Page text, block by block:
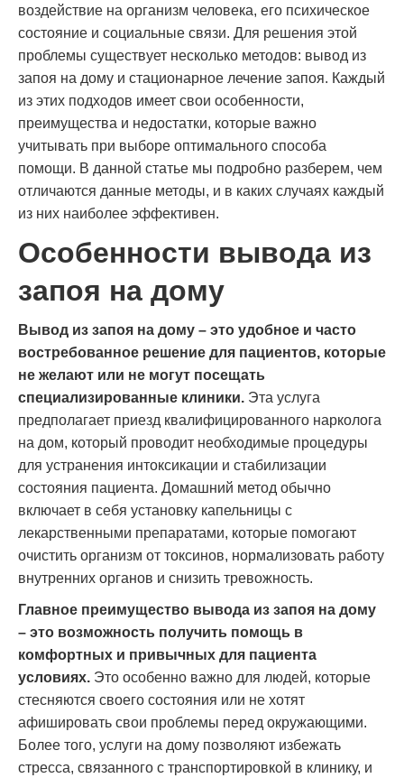
воздействие на организм человека, его психическое
состояние и социальные связи. Для решения этой
проблемы существует несколько методов: вывод из
запоя на дому и стационарное лечение запоя. Каждый
из этих подходов имеет свои особенности,
преимущества и недостатки, которые важно
учитывать при выборе оптимального способа
помощи. В данной статье мы подробно разберем, чем
отличаются данные методы, и в каких случаях каждый
из них наиболее эффективен.
Особенности вывода из
запоя на дому
Вывод из запоя на дому – это удобное и часто
востребованное решение для пациентов, которые
не желают или не могут посещать
специализированные клиники. Эта услуга
предполагает приезд квалифицированного нарколога
на дом, который проводит необходимые процедуры
для устранения интоксикации и стабилизации
состояния пациента. Домашний метод обычно
включает в себя установку капельницы с
лекарственными препаратами, которые помогают
очистить организм от токсинов, нормализовать работу
внутренних органов и снизить тревожность.
Главное преимущество вывода из запоя на дому
– это возможность получить помощь в
комфортных и привычных для пациента
условиях. Это особенно важно для людей, которые
стесняются своего состояния или не хотят
афишировать свои проблемы перед окружающими.
Более того, услуги на дому позволяют избежать
стресса, связанного с транспортировкой в клинику, и